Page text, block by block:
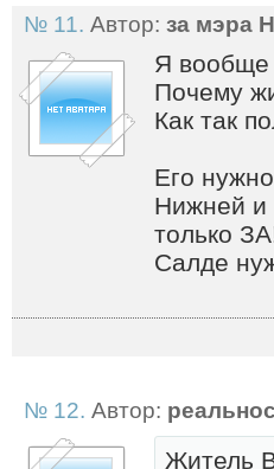
№ 11. Автор: за мэра
Я вообще
Почему
Как так
Его
Нижней и
только
Салде
№ 12. Автор:
Житель